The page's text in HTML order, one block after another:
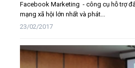
Facebook Marketing - công cụ hỗ trợ
mạng xã hội lớn nhất và phát...
23/02/2017